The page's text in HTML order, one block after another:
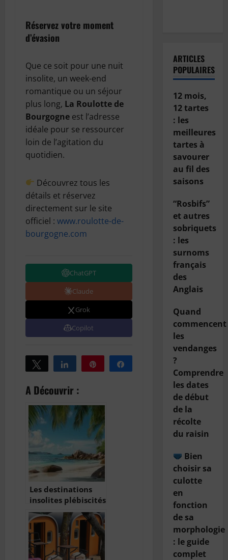
Réservez votre moment
d’évasion
Que ce soit pour une nuit
insolite, un week-end
romantique ou un séjour
plus long, La Roulotte de
Bourgogne est l’adresse
idéale pour se ressourcer
loin de l’agitation du
quotidien.
Découvrez tous les
détails et réservez
directement sur le site
officiel : www.roulotte-de-
bourgogne.com
ChatGPT
Claude
Grok
Copilot
Tweetez Partagez Épingle
A Découvrir :
Les destinations
insolites plébiscités
en 2024
ARTICLES
POPULAIRES
12 mois,
12 tartes
: les
meilleures
tartes à
savourer
au fil des
saisons
“Rosbifs”
et autres
sobriquets
: les
surnoms
français
des
Anglais
Quand
commencent
les
vendanges
?
Comprendre
les dates
de début
de la
récolte
du raisin
Bien
choisir sa
culotte
en
fonction
de sa
morphologie
: le guide
complet